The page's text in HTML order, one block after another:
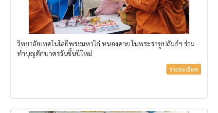
วิทยาลัยเทคโนโลยีพระมหาไถ่ หนองคาย ในพระราชูปถัมภ์ฯ ร่วม
ทำบุญตักบาตรวันขึ้นปีใหม่
รายละเอียด